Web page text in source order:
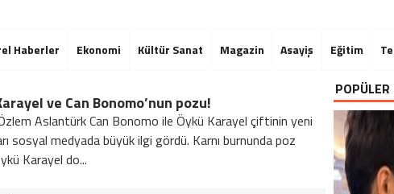
Der’in Geleneksel Pikniğine Rekor Katılım
Gözdesi Antik Manastır İDA Butik Hotel Misafirlerinden Tam
İran açıklaması: “Uygun davranmazlarsa gereğini yaparım”
Haberler Ekonomi Kültür Sanat Magazin Asayiş Eğitim
ve Can Bonomo’nun pozu!
Aslantürk Can Bonomo ile Öykü Karayel çiftinin yeni
sosyal medyada büyük ilgi gördü. Karnı burnunda poz
Karayel do...